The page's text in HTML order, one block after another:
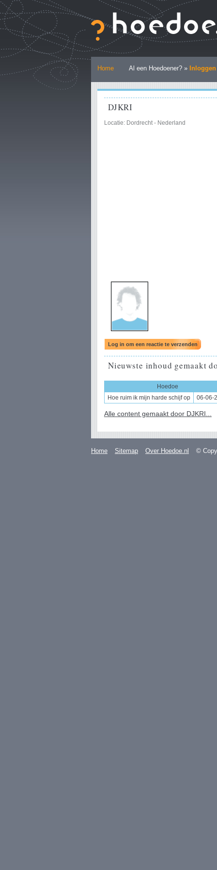
naar
inhoud.
Ga
naar
navigatie
hulpmiddelen
Home Al een Hoedoener? » Inloggen
DJKRI
Locatie: Dordrecht - Nederland
Nieuwste inhoud gemaakt
Hoedoe
Hoe ruim ik mijn harde schijf op
06-06-
Alle content gemaakt door DJKRI...
Home Sitemap Over Hoedoe.nl ©